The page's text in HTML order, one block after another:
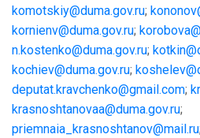
komotskiy@duma.gov.ru;
kornienv@duma.gov.ru;
n.kostenko@duma.gov.ru;
kochiev@duma.gov.ru;
deputat.kravchenko@gmail.com;
krasnoshtanovaa@duma.gov.ru;
priemnaia_krasnoshtanov@mail.ru;